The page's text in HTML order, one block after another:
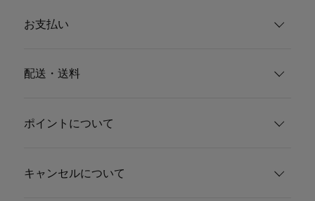
お支払い
配送・送料
ポイントについて
キャンセルについて